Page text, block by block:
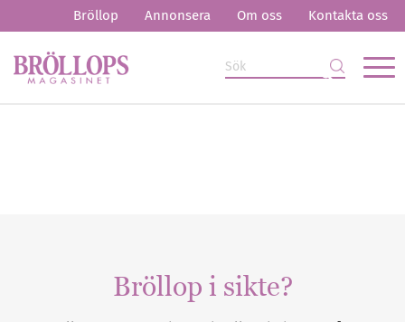
Bröllop Annonsera Om oss Kontakta oss
Bröllop i sikte?